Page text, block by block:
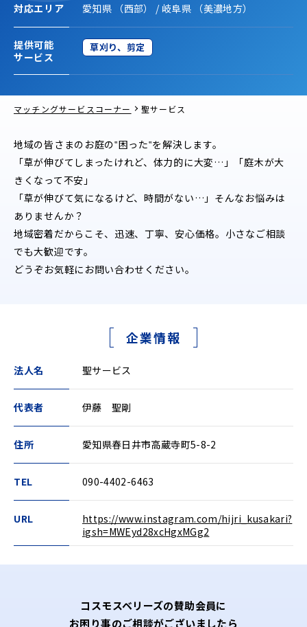
マッチングサービスコーナー 聖サービス
対応エリア 愛知県 （西部） / 岐阜県 （美濃地方）
提供可能
サービス
草刈り、剪定
地域の皆さまのお庭の‟困った‟を解決します。
「草が伸びてしまったけれど、体力的に大変…」「庭木が大
きくなって不安」
「草が伸びて気になるけど、時間がない…」そんなお悩みは
ありませんか？
地域密着だからこそ、迅速、丁寧、安心価格。小さなご相談
でも大歓迎です。
どうぞお気軽にお問い合わせください。
企業情報
法人名 聖サービス
代表者 伊藤 聖剛
住所 愛知県春日井市高蔵寺町5-8-2
TEL 090-4402-6463
URL
https://www.instagram.com/hijri_kusakari?
igsh=MWEyd28xcHgxMGg2
コスモスベリーズの賛助会員に
お困り事のご相談がございましたら